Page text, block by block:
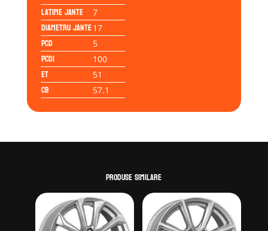
Latime jante 7
Diametru jante17
PCD 5
PCD1 100
ET 51
CB 57.1
Produse similare